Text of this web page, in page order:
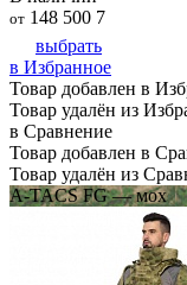
от 148 500 7
выбрать
в Избранное
Товар добавлен в
Товар удалён из
в Сравнение
Товар добавлен в
Товар удалён из
A-TACS FG — мох